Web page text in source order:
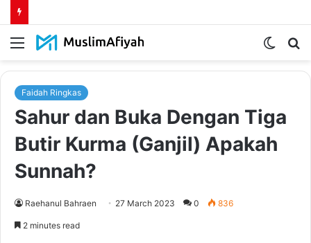
Menu
Switch
Faidah Ringkas
Sahur dan Buka Dengan Tiga
Butir Kurma (Ganjil) Apakah
Sunnah?
Raehanul Bahraen 27 March 2023 0 836
2 minutes read